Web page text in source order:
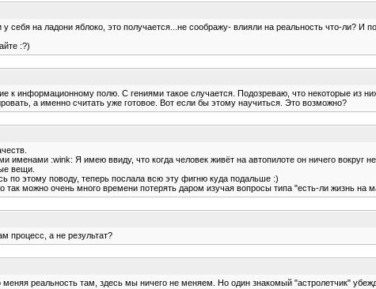
себя на ладони яблоко, это получается...не соображу- влияли на реальность что-ли? И
:?)
к информационному полю. С гениями такое случается. Подозреваю, что некоторые из
а именно считать уже готовое. Вот если бы этому научиться. Это возможно?
:wink: Я имею ввиду, что когда человек живёт на автопилоте он ничего вокруг
вещи.
по этому поводу, теперь послала всю эту фигню куда подальше :)
так можно очень много времени потерять даром изучая вопросы типа "есть-ли жизнь на
процесс, а не результат?
реальность там, здесь мы ничего не меняем. Но один знакомый "астролетчик"